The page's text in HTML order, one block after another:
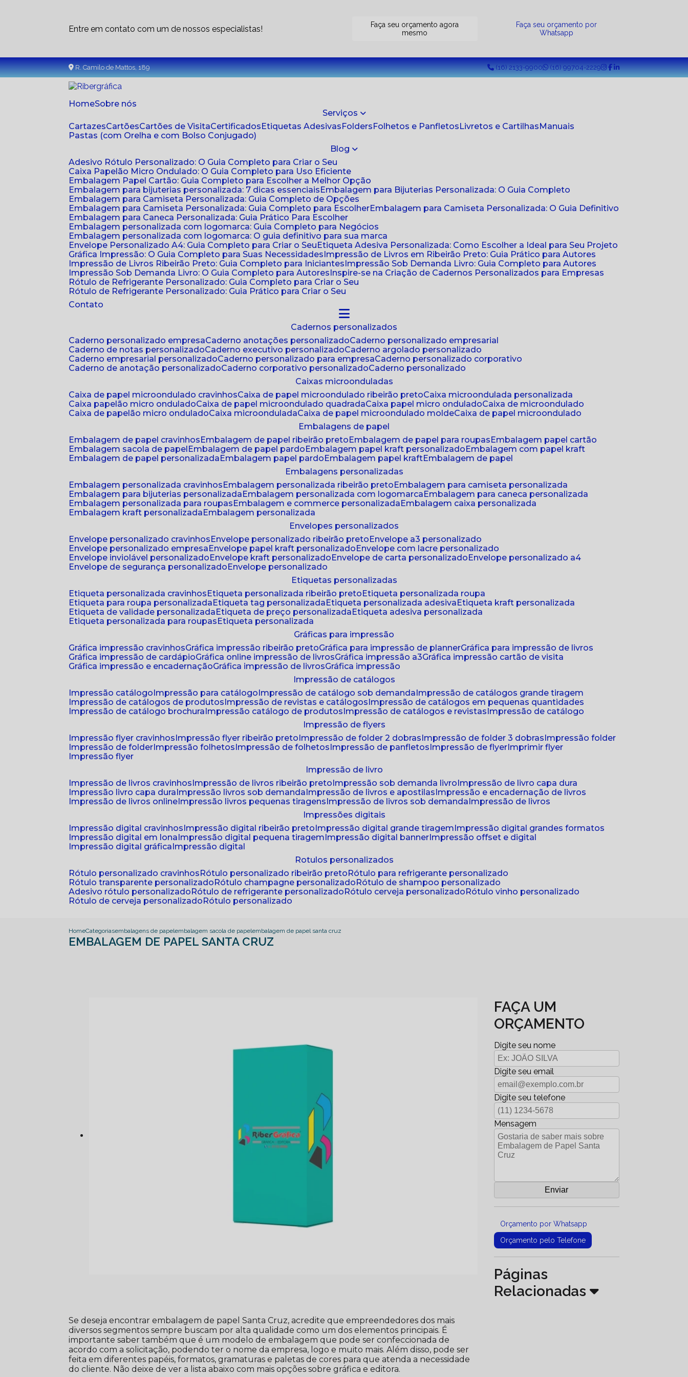
Entre em contato com um de nossos especialistas!
Faça seu orçamento agora
mesmo
Faça seu orçamento por
Whatsapp
R. Camilo de Mattos, 189 (16) 2133-9900 (16) 99704-2229
Home Sobre nós
Serviços
Cartazes
Cartões Cartões de Visita Certificados Etiquetas Adesivas Folders Folhetos e Panfletos Livretos e Cartilhas
Manuais
Pastas (com Orelha e com Bolso Conjugado)
Blog
Adesivo Rótulo Personalizado: O Guia Completo para Criar o Seu
Caixa Papelão Micro Ondulado: O Guia Completo para Uso Eficiente
Embalagem Papel Cartão: Guia Completo para Escolher a Melhor Opção
Embalagem para bijuterias personalizada: 7 dicas essenciais
Embalagem para Bijuterias Personalizada: O Guia Completo
Embalagem para Camiseta Personalizada: Guia Completo de Opções
Embalagem para Camiseta Personalizada: Guia Completo para Escolher
Embalagem para Camiseta Personalizada: O Guia Definitivo
Embalagem para Caneca Personalizada: Guia Prático Para Escolher
Embalagem personalizada com logomarca: Guia Completo para Negócios
Embalagem personalizada com logomarca: O guia definitivo para sua marca
Envelope Personalizado A4: Guia Completo para Criar o Seu
Etiqueta Adesiva Personalizada: Como Escolher a Ideal para Seu Projeto
Gráfica Impressão: O Guia Completo para Suas Necessidades Impressão de Livros em Ribeirão Preto: Guia Prático para Autores
Impressão de Livros Ribeirão Preto: Guia Completo para Iniciantes Impressão Sob Demanda Livro: Guia Completo para Autores
Impressão Sob Demanda Livro: O Guia Completo para Autores Inspire-se na Criação de Cadernos Personalizados para Empresas
Rótulo de Refrigerante Personalizado: Guia Completo para Criar o Seu
Rótulo de Refrigerante Personalizado: Guia Prático para Criar o Seu
Contato
cadernos personalizados
caderno personalizado empresa
caderno anotações personalizado
caderno personalizado empresarial
caderno de notas personalizado
caderno executivo personalizado
caderno argolado personalizado
caderno empresarial personalizado
caderno personalizado para empresa
caderno personalizado corporativo
caderno de anotação personalizado
caderno corporativo personalizado
caderno personalizado
caixas microonduladas
caixa de papel microondulado cravinhos
caixa de papel microondulado ribeirão preto
caixa microondulada personalizada
caixa papelão micro ondulado
caixa de papel microondulado quadrada caixa papel micro ondulado
caixa de microondulado
caixa de papelão micro ondulado
caixa microondulada caixa de papel microondulado molde
caixa de papel microondulado
embalagens de papel
embalagem de papel cravinhos
embalagem de papel ribeirão preto embalagem de papel para roupas
embalagem papel cartão
embalagem sacola de papel
embalagem de papel pardo embalagem papel kraft personalizado
embalagem com papel kraft
embalagem de papel personalizada
embalagem papel pardo embalagem papel kraft
embalagem de papel
embalagens personalizadas
embalagem personalizada cravinhos
embalagem personalizada ribeirão preto
embalagem para camiseta personalizada
embalagem para bijuterias personalizada
embalagem personalizada com logomarca
embalagem para caneca personalizada
embalagem personalizada para roupas
embalagem e commerce personalizada
embalagem caixa personalizada
embalagem kraft personalizada
embalagem personalizada
envelopes personalizados
envelope personalizado cravinhos
envelope personalizado ribeirão preto
envelope a3 personalizado
envelope personalizado empresa
envelope papel kraft personalizado
envelope com lacre personalizado
envelope inviolável personalizado
envelope kraft personalizado envelope de carta personalizado
envelope personalizado a4
envelope de segurança personalizado
envelope personalizado
etiquetas personalizadas
etiqueta personalizada cravinhos
etiqueta personalizada ribeirão preto
etiqueta personalizada roupa
etiqueta para roupa personalizada
etiqueta tag personalizada etiqueta personalizada adesiva
etiqueta kraft personalizada
etiqueta de validade personalizada
etiqueta de preço personalizada
etiqueta adesiva personalizada
etiqueta personalizada para roupas
etiqueta personalizada
gráficas para impressão
gráfica impressão cravinhos
gráfica impressão ribeirão preto gráfica para impressão de planner
gráfica para impressão de livros
gráfica impressão de cardápio
gráfica online impressão de livros gráfica impressão a3
gráfica impressão cartão de visita
gráfica impressão e encadernação
gráfica impressão de livros
gráfica impressão
impressão de catálogos
impressão catálogo impressão para catálogo impressão de catálogo sob demanda impressão de catálogos grande tiragem
impressão de catálogos de produtos impressão de revistas e catálogos impressão de catálogos em pequenas quantidades
impressão de catálogo brochura impressão catálogo de produtos impressão de catálogos e revistas impressão de catálogo
impressão de flyers
impressão flyer cravinhos impressão flyer ribeirão preto impressão de folder 2 dobras impressão de folder 3 dobras impressão folder
impressão de folder impressão folhetos impressão de folhetos impressão de panfletos impressão de flyer imprimir flyer
impressão flyer
impressão de livro
impressão de livros cravinhos impressão de livros ribeirão preto impressão sob demanda livro impressão de livro capa dura
impressão livro capa dura impressão livros sob demanda impressão de livros e apostilas impressão e encadernação de livros
impressão de livros online impressão livros pequenas tiragens impressão de livros sob demanda impressão de livros
impressões digitais
impressão digital cravinhos impressão digital ribeirão preto impressão digital grande tiragem impressão digital grandes formatos
impressão digital em lona impressão digital pequena tiragem impressão digital banner impressão offset e digital
impressão digital gráfica impressão digital
rotulos personalizados
rótulo personalizado cravinhos
rótulo personalizado ribeirão preto
rótulo para refrigerante personalizado
rótulo transparente personalizado
rótulo champagne personalizado
rótulo de shampoo personalizado
adesivo rótulo personalizado
rótulo de refrigerante personalizado rótulo cerveja personalizado
rótulo vinho personalizado
rótulo de cerveja personalizado
rótulo personalizado
HomeCategoriasembalagens de papelembalagem sacola de papelembalagem de papel santa cruz
EMBALAGEM DE PAPEL SANTA CRUZ
Se deseja encontrar embalagem de papel Santa Cruz, acredite que empreendedores dos mais
diversos segmentos sempre buscam por alta qualidade como um dos elementos principais. É
importante saber também que é um modelo de embalagem que pode ser confeccionada de
acordo com a solicitação, podendo ter o nome da empresa, logo e muito mais. Além disso, pode ser
feita em diferentes papéis, formatos, gramaturas e paletas de cores para que atenda a necessidade
do cliente. Não deixe de ver a lista abaixo com mais opções sobre gráfica e editora.
FAÇA UM
ORÇAMENTO
Digite seu nome
Digite seu email
Digite seu telefone
Mensagem
Orçamento por Whatsapp
Orçamento pelo Telefone
Páginas
Relacionadas